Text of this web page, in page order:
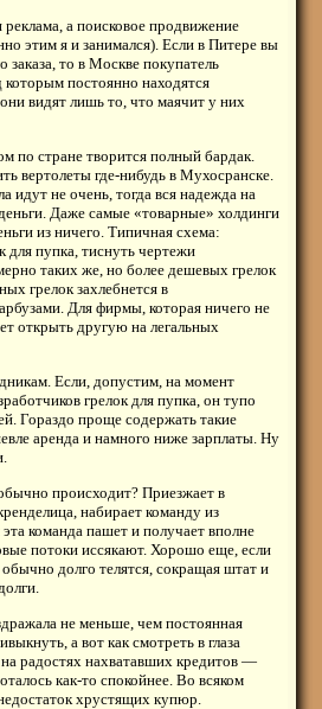
а поисковое продвижение
этим я и занимался). Если в Питере вы
заказа, то в Москве покупатель
которым постоянно находятся
видят лишь то, что маячит у них
по стране творится полный бардак.
вертолеты где-нибудь в Мухосранске.
идут не очень, тогда вся надежда на
Даже самые «товарные» холдинги
из ничего. Типичная схема:
для пупка, тиснуть чертежи
таких же, но более дешевых грелок
грелок захлебнется в
Для фирмы, которая ничего не
открыть другую на легальных
Если, допустим, на момент
грелок для пупка, он тупо
Гораздо проще содержать такие
аренда и намного ниже зарплаты. Ну
происходит? Приезжает в
набирает команду из
команда пашет и получает вполне
потоки иссякают. Хорошо еще, если
долго телятся, сокращая штат и
не меньше, чем постоянная
а вот как смотреть в глаза
радостях нахватавших кредитов —
как-то спокойнее. Во всяком
хрустящих купюр.